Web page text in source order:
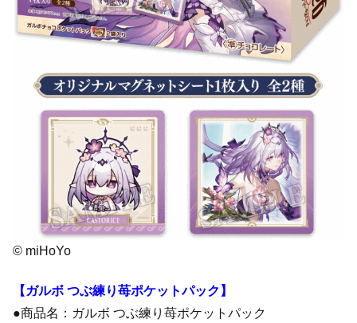
© miHoYo
【ガルボ つぶ練り苺ポケットパック】
●商品名：ガルボ つぶ練り苺ポケットパック